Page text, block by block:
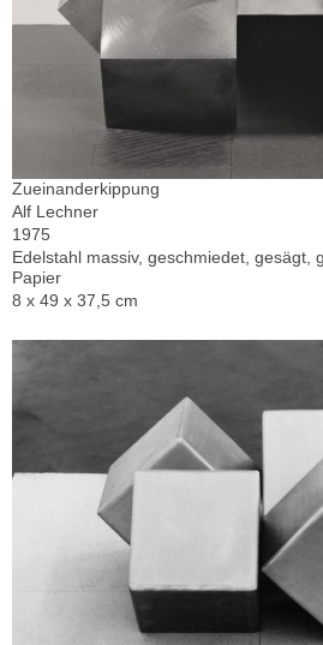
Zueinanderkippung
Alf Lechner
1975
Edelstahl massiv, geschmiedet, gesägt,
Papier
8 x 49 x 37,5 cm